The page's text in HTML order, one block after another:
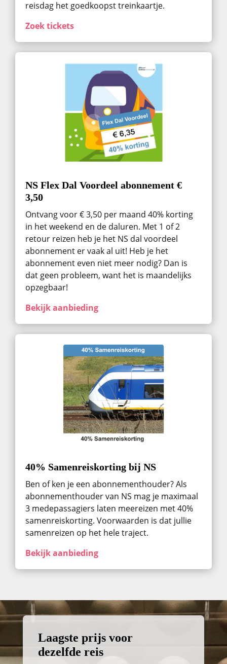
reisdag het goedkoopst treinkaartje.
Zoek tickets
NS Flex Dal Voordeel abonnement €
3,50
Ontvang voor € 3,50 per maand 40% korting
in het weekend en de daluren. Met 1 of 2
retour reizen heb je het NS dal voordeel
abonnement er vaak al uit! Heb je het
abonnement even niet meer nodig? Dan is
dat geen probleem, want het is maandelijks
opzegbaar!
Bekijk aanbieding
40% Samenreiskorting bij NS
Ben of ken je een abonnementhouder? Als
abonnementhouder van NS mag je maximaal
3 medepassagiers laten meereizen met 40%
samenreiskorting. Voorwaarden is dat jullie
samenreizen op het hele traject.
Bekijk aanbieding
Laagste prijs voor
dezelfde reis